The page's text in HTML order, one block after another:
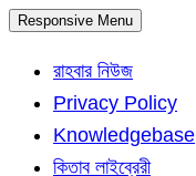
Responsive Menu
রাহবার নিউজ
Privacy Policy
Knowledgebase
কিতাব লাইব্রেরী